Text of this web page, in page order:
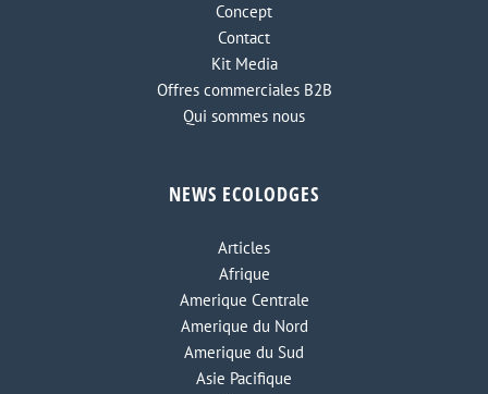
Concept
Contact
Kit Media
Offres commerciales B2B
Qui sommes nous
NEWS ECOLODGES
Articles
Afrique
Amerique Centrale
Amerique du Nord
Amerique du Sud
Asie Pacifique